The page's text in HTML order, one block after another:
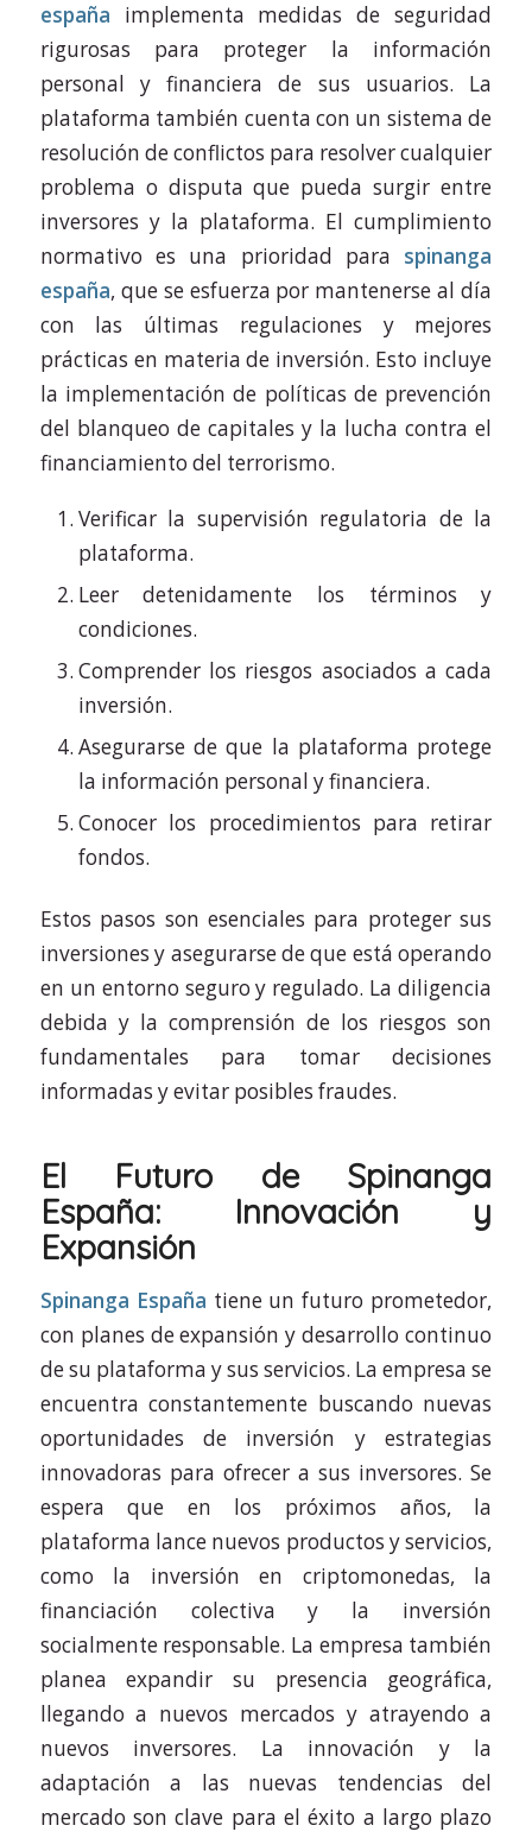
españa implementa medidas de seguridad
rigurosas para proteger la información
personal y financiera de sus usuarios. La
plataforma también cuenta con un sistema de
resolución de conflictos para resolver cualquier
problema o disputa que pueda surgir entre
inversores y la plataforma. El cumplimiento
normativo es una prioridad para spinanga
españa, que se esfuerza por mantenerse al día
con las últimas regulaciones y mejores
prácticas en materia de inversión. Esto incluye
la implementación de políticas de prevención
del blanqueo de capitales y la lucha contra el
financiamiento del terrorismo.
Verificar la supervisión regulatoria de la
plataforma.
Leer detenidamente los términos y
condiciones.
Comprender los riesgos asociados a cada
inversión.
Asegurarse de que la plataforma protege
la información personal y financiera.
Conocer los procedimientos para retirar
fondos.
Estos pasos son esenciales para proteger sus
inversiones y asegurarse de que está operando
en un entorno seguro y regulado. La diligencia
debida y la comprensión de los riesgos son
fundamentales para tomar decisiones
informadas y evitar posibles fraudes.
El Futuro de Spinanga
España: Innovación y
Expansión
Spinanga España tiene un futuro prometedor,
con planes de expansión y desarrollo continuo
de su plataforma y sus servicios. La empresa se
encuentra constantemente buscando nuevas
oportunidades de inversión y estrategias
innovadoras para ofrecer a sus inversores. Se
espera que en los próximos años, la
plataforma lance nuevos productos y servicios,
como la inversión en criptomonedas, la
financiación colectiva y la inversión
socialmente responsable. La empresa también
planea expandir su presencia geográfica,
llegando a nuevos mercados y atrayendo a
nuevos inversores. La innovación y la
adaptación a las nuevas tendencias del
mercado son clave para el éxito a largo plazo